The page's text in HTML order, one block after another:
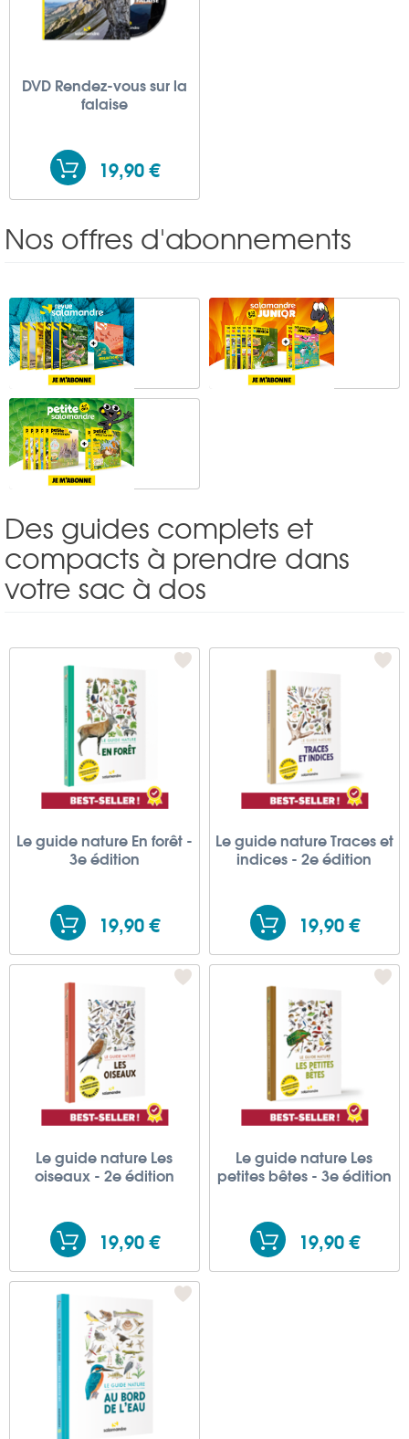
DVD Rendez-vous sur la
falaise
19,90 €
Nos offres d'abonnements
Des guides complets et
compacts à prendre dans
votre sac à dos
Le guide nature En forêt -
3e édition
19,90 €
Le guide nature Traces et
indices - 2e édition
19,90 €
Le guide nature Les
oiseaux - 2e édition
19,90 €
Le guide nature Les
petites bêtes - 3e édition
19,90 €